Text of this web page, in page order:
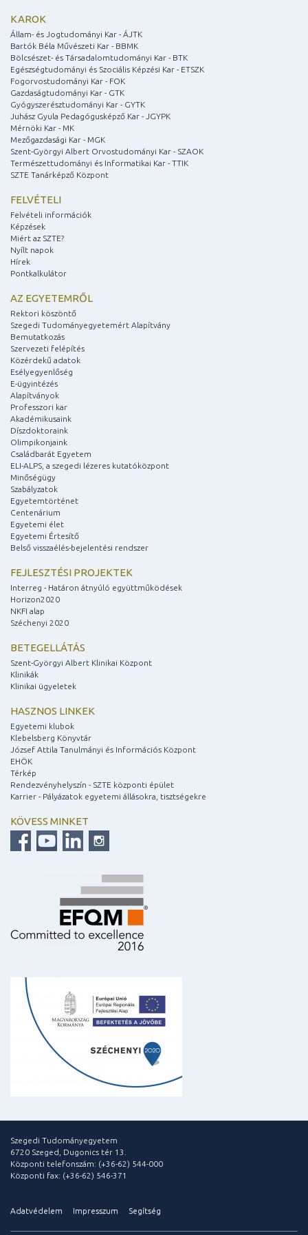
KAROK
Állam- és Jogtudományi Kar - ÁJTK
Bartók Béla Művészeti Kar - BBMK
Bölcsészet- és Társadalomtudományi Kar - BTK
Egészségtudományi és Szociális Képzési Kar - ETSZK
Fogorvostudományi Kar - FOK
Gazdaságtudományi Kar - GTK
Gyógyszerésztudományi Kar - GYTK
Juhász Gyula Pedagógusképző Kar - JGYPK
Mérnöki Kar - MK
Mezőgazdasági Kar - MGK
Szent-Györgyi Albert Orvostudományi Kar - SZAOK
Természettudományi és Informatikai Kar - TTIK
SZTE Tanárképző Központ
FELVÉTELI
Felvételi információk
Képzések
Miért az SZTE?
Nyílt napok
Hírek
Pontkalkulátor
AZ EGYETEMRŐL
Rektori köszöntő
Szegedi Tudományegyetemért Alapítvány
Bemutatkozás
Szervezeti felépítés
Közérdekű adatok
Esélyegyenlőség
E-ügyintézés
Alapítványok
Professzori kar
Akadémikusaink
Díszdoktoraink
Olimpikonjaink
Családbarát Egyetem
ELI-ALPS, a szegedi lézeres kutatóközpont
Minőségügy
Szabályzatok
Egyetemtörténet
Centenárium
Egyetemi élet
Egyetemi Értesítő
Belső visszaélés-bejelentési rendszer
FEJLESZTÉSI PROJEKTEK
Interreg - Határon átnyúló együttműködések
Horizon2020
NKFI alap
Széchenyi 2020
BETEGELLÁTÁS
Szent-Györgyi Albert Klinikai Központ
Klinikák
Klinikai ügyeletek
HASZNOS LINKEK
Egyetemi klubok
Klebelsberg Könyvtár
József Attila Tanulmányi és Információs Központ
EHÖK
Térkép
Rendezvényhelyszín - SZTE központi épület
Karrier - Pályázatok egyetemi állásokra, tisztségekre
KÖVESS MINKET
Szegedi Tudományegyetem
6720 Szeged, Dugonics tér 13.
Központi telefonszám: (+36-62) 544-000
Központi fax: (+36-62) 546-371
Adatvédelem Impresszum Segítség